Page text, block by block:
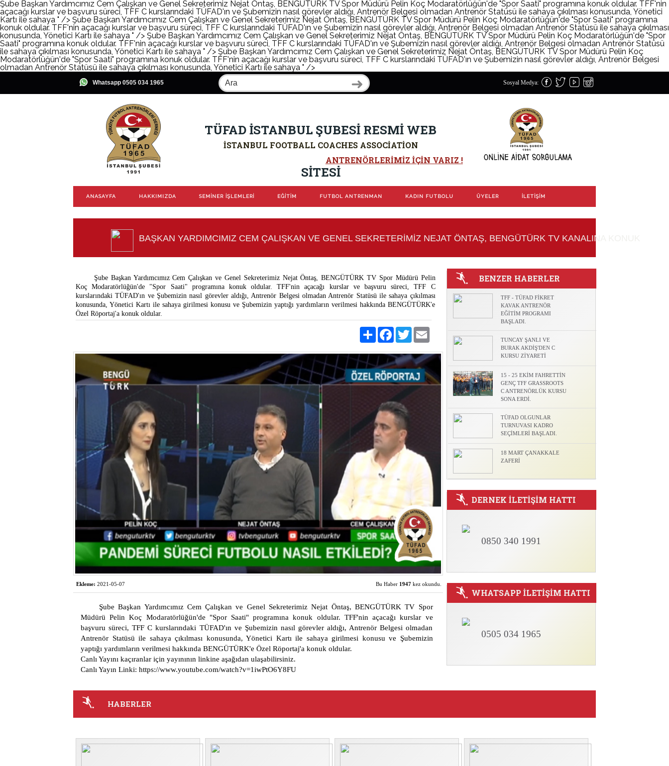
Şube Başkan Yardımcımız Cem Çalışkan ve Genel Sekreterimiz Nejat Öntaş, BENGÜTÜRK TV Spor Müdürü Pelin Koç Modaratörlüğün'de "Spor Saati" programına konuk oldular. TFF'nin
açacağı kurslar ve başvuru süreci, TFF C kurslarındaki TÜFAD'ın ve Şubemizin nasıl görevler aldığı, Antrenör Belgesi olmadan Antrenör Statüsü ile sahaya çıkılması konusunda, Yönetici
Kartı ile sahaya " /> Şube Başkan Yardımcımız Cem Çalışkan ve Genel Sekreterimiz Nejat Öntaş, BENGÜTÜRK TV Spor Müdürü Pelin Koç Modaratörlüğün'de "Spor Saati" programına
konuk oldular. TFF'nin açacağı kurslar ve başvuru süreci, TFF C kurslarındaki TÜFAD'ın ve Şubemizin nasıl görevler aldığı, Antrenör Belgesi olmadan Antrenör Statüsü ile sahaya çıkılması
konusunda, Yönetici Kartı ile sahaya " /> Şube Başkan Yardımcımız Cem Çalışkan ve Genel Sekreterimiz Nejat Öntaş, BENGÜTÜRK TV Spor Müdürü Pelin Koç Modaratörlüğün'de "Spor
Saati" programına konuk oldular. TFF'nin açacağı kurslar ve başvuru süreci, TFF C kurslarındaki TÜFAD'ın ve Şubemizin nasıl görevler aldığı, Antrenör Belgesi olmadan Antrenör Statüsü
ile sahaya çıkılması konusunda, Yönetici Kartı ile sahaya " /> Şube Başkan Yardımcımız Cem Çalışkan ve Genel Sekreterimiz Nejat Öntaş, BENGÜTÜRK TV Spor Müdürü Pelin Koç
Modaratörlüğün'de "Spor Saati" programına konuk oldular. TFF'nin açacağı kurslar ve başvuru süreci, TFF C kurslarındaki TÜFAD'ın ve Şubemizin nasıl görevler aldığı, Antrenör Belgesi
olmadan Antrenör Statüsü ile sahaya çıkılması konusunda, Yönetici Kartı ile sahaya " />
Whatsapp 0505 034 1965 Sosyal Medya:
TÜFAD İSTANBUL ŞUBESİ RESMİ WEB
SİTESİ
İSTANBUL FOOTBALL COACHES ASSOCIATION
ANTRENÖRLERIMIZ IÇIN VARIZ !
ANASAYFA HAKKIMIZDA SEMİNER İŞLEMLERİ EĞİTİM FUTBOL ANTRENMAN KADIN FUTBOLU ÜYELER İLETIŞIM
BAŞKAN YARDIMCIMIZ CEM ÇALIŞKAN VE GENEL SEKRETERIMIZ NEJAT ÖNTAŞ, BENGÜTÜRK TV KANALINA KONUK
OLDULAR.
Şube Başkan Yardımcımız Cem Çalışkan ve Genel Sekreterimiz Nejat Öntaş, BENGÜTÜRK TV Spor Müdürü Pelin
Koç Modaratörlüğün'de "Spor Saati" programına konuk oldular. TFF'nin açacağı kurslar ve başvuru süreci, TFF C
kurslarındaki TÜFAD'ın ve Şubemizin nasıl görevler aldığı, Antrenör Belgesi olmadan Antrenör Statüsü ile sahaya çıkılması
konusunda, Yönetici Kartı ile sahaya girilmesi konusu ve Şubemizin yaptığı yardımların verilmesi hakkında BENGÜTÜRK'e
Özel Röportaj'a konuk oldular.
Share FacebookTwitter
Ekleme: 2021-05-07 Bu Haber 1947 kez okundu.
Şube Başkan Yardımcımız Cem Çalışkan ve Genel Sekreterimiz Nejat Öntaş, BENGÜTÜRK TV Spor
Müdürü Pelin Koç Modaratörlüğün'de "Spor Saati" programına konuk oldular. TFF'nin açacağı kurslar ve
başvuru süreci, TFF C kurslarındaki TÜFAD'ın ve Şubemizin nasıl görevler aldığı, Antrenör Belgesi olmadan
Antrenör Statüsü ile sahaya çıkılması konusunda, Yönetici Kartı ile sahaya girilmesi konusu ve Şubemizin
yaptığı yardımların verilmesi hakkında BENGÜTÜRK'e Özel Röportaj'a konuk oldular.
Canlı Yayını kaçıranlar için yayınının linkine aşağıdan ulaşabilirsiniz.
Canlı Yayın Linki: https://www.youtube.com/watch?v=1iwPtO6Y8FU
BENZER HABERLER
TFF - TÜFAD FİKRET
KAVAK ANTRENÖR
EĞİTİM PROGRAMI
BAŞLADI.
TUNCAY ŞANLI VE
BURAK AKDİŞ'DEN C
KURSU ZİYARETİ
15 - 25 EKİM FAHRETTİN
GENÇ TFF GRASSROOTS
C ANTRENÖRLÜK KURSU
SONA ERDİ.
TÜFAD OLGUNLAR
TURNUVASI KADRO
SEÇİMLERİ BAŞLADI.
18 MART ÇANAKKALE
ZAFERİ
DERNEK İLETİŞİM HATTI
0850 340 1991
WHATSAPP İLETİŞİM HATTI
0505 034 1965
HABERLER